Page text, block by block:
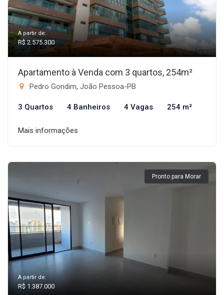
A partir de:
R$ 2.575.300
Apartamento à Venda com 3 quartos, 254m²
Pedro Gondim, João Pessoa-PB
3 Quartos 4 Banheiros 4 Vagas 254 m²
Mais informações
Pronto para Morar
A partir de:
R$ 1.387.000